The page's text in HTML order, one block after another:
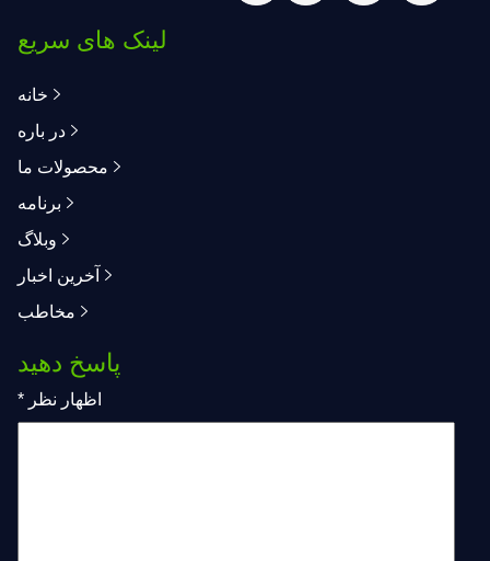
لینک های سریع
خانه
در باره
محصولات ما
برنامه
وبلاگ
آخرین اخبار
مخاطب
پاسخ دهید
اظهار نظر *